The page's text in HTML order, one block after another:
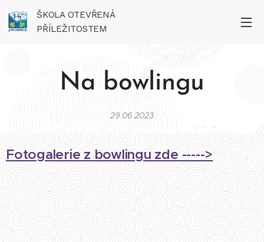
ŠKOLA OTEVŘENÁ
PŘÍLEŽITOSTEM
Na bowlingu
29.06.2023
Fotogalerie z bowlingu zde ----->